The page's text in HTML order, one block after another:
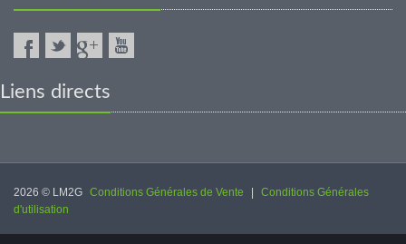
Liens directs
2026 © LM2G Conditions Générales de Vente
Conditions Générales
d'utilisation